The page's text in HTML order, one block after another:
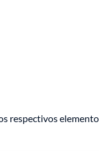
respectivos